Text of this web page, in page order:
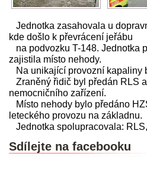
Jednotka zasahovala u
kde došlo k převrácení jeřábu
na podvozku T-148. Jednotka
zajistila místo nehody.
Na unikající provozní kapaliny
Zraněný řidič byl předán RLS
nemocničního zařízení.
Místo nehody bylo předáno
leteckého provozu na základnu.
Jednotka spolupracovala:
Sdílejte na facebooku